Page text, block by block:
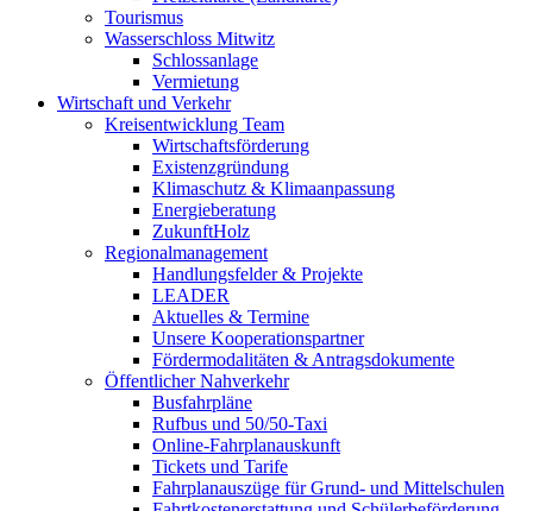
Tourismus
Wasserschloss Mitwitz
Schlossanlage
Vermietung
Wirtschaft und Verkehr
Kreisentwicklung Team
Wirtschaftsförderung
Existenzgründung
Klimaschutz & Klimaanpassung
Energieberatung
ZukunftHolz
Regionalmanagement
Handlungsfelder & Projekte
LEADER
Aktuelles & Termine
Unsere Kooperationspartner
Fördermodalitäten & Antragsdokumente
Öffentlicher Nahverkehr
Busfahrpläne
Rufbus und 50/50-Taxi
Online-Fahrplanauskunft
Tickets und Tarife
Fahrplanauszüge für Grund- und Mittelschulen